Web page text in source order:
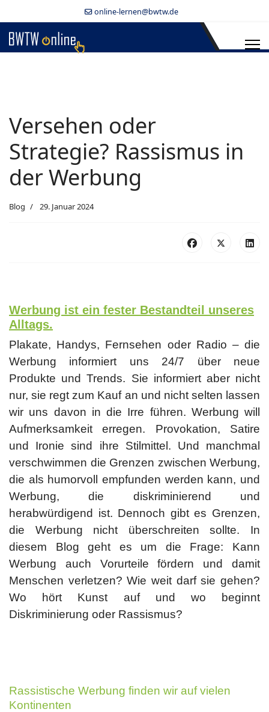
online-lernen@bwtw.de
Versehen oder
Strategie? Rassismus in
der Werbung
Blog 29. Januar 2024
Werbung ist ein fester Bestandteil unseres
Alltags.
Plakate, Handys, Fernsehen oder Radio – die
Werbung informiert uns 24/7 über neue
Produkte und Trends. Sie informiert aber nicht
nur, sie regt zum Kauf an und nicht selten lassen
wir uns davon in die Irre führen. Werbung will
Aufmerksamkeit erregen. Provokation, Satire
und Ironie sind ihre Stilmittel. Und manchmal
verschwimmen die Grenzen zwischen Werbung,
die als humorvoll empfunden werden kann, und
Werbung, die diskriminierend und
herabwürdigend ist. Dennoch gibt es Grenzen,
die Werbung nicht überschreiten sollte. In
diesem Blog geht es um die Frage: Kann
Werbung auch Vorurteile fördern und damit
Menschen verletzen? Wie weit darf sie gehen?
Wo hört Kunst auf und wo beginnt
Diskriminierung oder Rassismus?
Rassistische Werbung finden wir auf vielen
Kontinenten